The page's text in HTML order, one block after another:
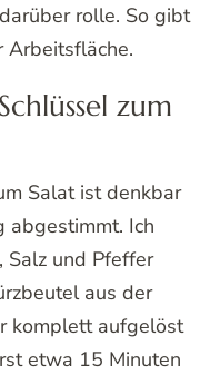
rolle. So gibt
Arbeitsfläche.
zum
Salat ist denkbar
abgestimmt. Ich
Salz und Pfeffer
aus der
komplett aufgelöst
etwa 15 Minuten